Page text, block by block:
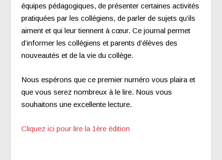
équipes pédagogiques, de présenter certaines activités
pratiquées par les collégiens, de parler de sujets qu’ils
aiment et qui leur tiennent à cœur. Ce journal permet
d’informer les collégiens et parents d’élèves des
nouveautés et de la vie du collège.
Nous espérons que ce premier numéro vous plaira et
que vous serez nombreux à le lire. Nous vous
souhaitons une excellente lecture.
Cliquez ici pour lire la 1ère édition